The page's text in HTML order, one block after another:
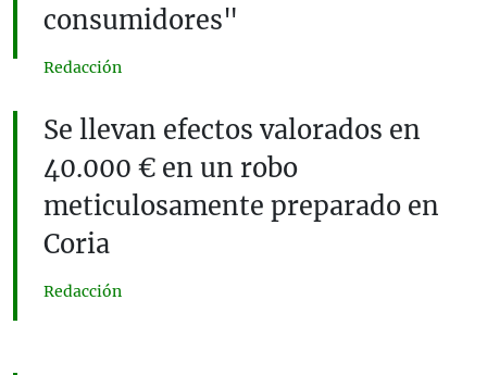
consumidores"
Redacción
Se llevan efectos valorados en
40.000 € en un robo
meticulosamente preparado en
Coria
Redacción